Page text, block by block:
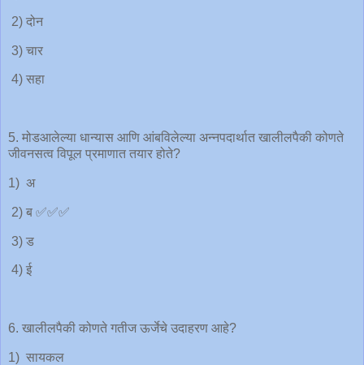
2) दोन
3) चार
4) सहा
5. मोडआलेल्या धान्यास आणि आंबविलेल्या अन्नपदार्थात खालीलपैकी कोणते
जीवनसत्व विपूल प्रमाणात तयार होते?
1) अ
2) ब ✅✅✅
3) ड
4) ई
6. खालीलपैकी कोणते गतीज ऊर्जेचे उदाहरण आहे?
1) सायकल